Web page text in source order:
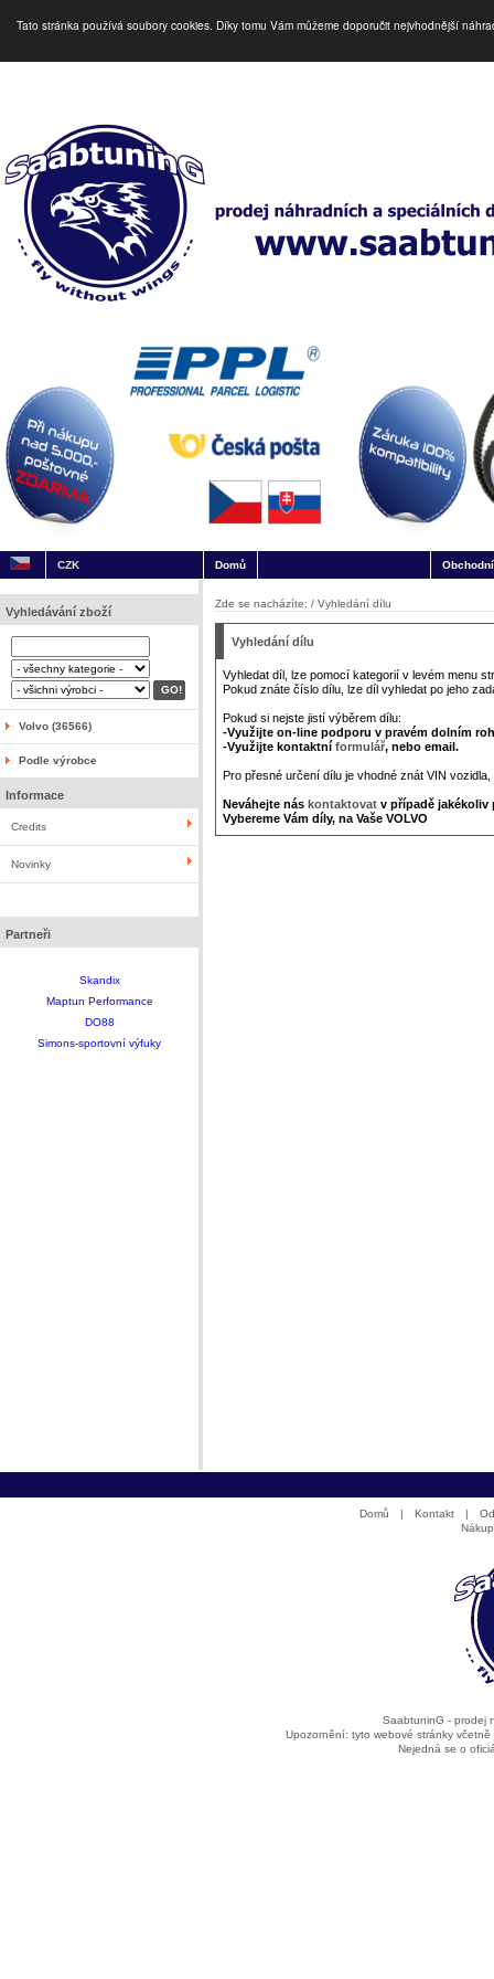
Tato stránka používá soubory cookies. Díky tomu Vám můžeme doporučit nejvhodnější
CZK Domů
Vyhledávání zboží
Volvo (36566)
Podle výrobce
Informace
Credits
Novinky
Partneři
Skandix
Maptun Performance
DO88
Simons-sportovní výfuky
Zde se nacházíte: / Vyhledání dílu
Vyhledání dílu
Vyhledat díl, lze pomocí kategorií v levém menu
Pokud znáte číslo dílu, lze díl vyhledat po jeho
Pokud si nejste jistí výběrem dílu:
-Využijte on-line podporu v pravém dolním
-Využijte kontaktní formulář, nebo email.
Pro přesné určení dílu je vhodné znát VIN
Neváhejte nás kontaktovat v případě jakékoliv
Vybereme Vám díly, na Vaše VOLVO
Domů | Kontakt |
SaabtuninG - prodej
Upozornění: tyto webové stránky
Nejedná se o